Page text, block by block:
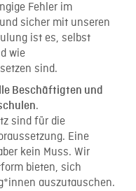
Fehler im
sicher mit unseren
ist es, selbst
wie
sind.
Beschäftigten und
.
sind für die
Eine
kein Muss. Wir
bieten, sich
auszutauschen.